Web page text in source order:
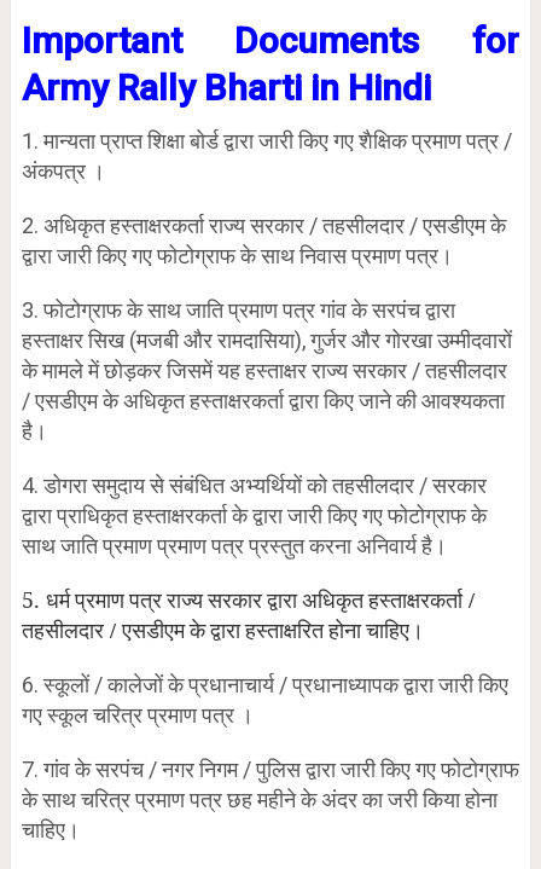
Important Documents for
Army Rally Bharti in Hindi
1. मान्यता प्राप्त शिक्षा बोर्ड द्वारा जारी किए गए शैक्षिक प्रमाण पत्र /
अंकपत्र ।
2. अधिकृत हस्ताक्षरकर्ता राज्य सरकार / तहसीलदार / एसडीएम के
द्वारा जारी किए गए फोटोग्राफ के साथ निवास प्रमाण पत्र।
3. फोटोग्राफ के साथ जाति प्रमाण पत्र गांव के सरपंच द्वारा
हस्ताक्षर सिख (मजबी और रामदासिया), गुर्जर और गोरखा उम्मीदवारों
के मामले में छोड़कर जिसमें यह हस्ताक्षर राज्य सरकार / तहसीलदार
/ एसडीएम के अधिकृत हस्ताक्षरकर्ता द्वारा किए जाने की आवश्यकता
है।
4. डोगरा समुदाय से संबंधित अभ्यर्थियों को तहसीलदार / सरकार
द्वारा प्राधिकृत हस्ताक्षरकर्ता के द्वारा जारी किए गए फोटोग्राफ के
साथ जाति प्रमाण प्रमाण पत्र प्रस्तुत करना अनिवार्य है।
5. धर्मप्रमाणपत्रराज्यसरकारद्वाराअधिकृतहस्ताक्षरकर्ता/
तहसीलदार/एसडीएमकेद्वाराहस्ताक्षरितहोनाचाहिए।
6. स्कूलों / कालेजों के प्रधानाचार्य / प्रधानाध्यापक द्वारा जारी किए
गए स्कूल चरित्र प्रमाण पत्र ।
7. गांव के सरपंच / नगर निगम / पुलिस द्वारा जारी किए गए फोटोग्राफ
के साथ चरित्र प्रमाण पत्र छह महीने के अंदर का जरी किया होना
चाहिए।